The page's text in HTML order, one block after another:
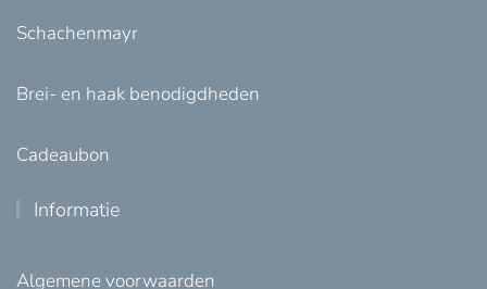
Schachenmayr
Brei- en haak benodigdheden
Cadeaubon
Informatie
Algemene voorwaarden